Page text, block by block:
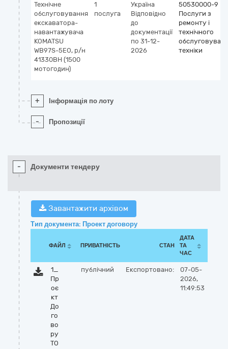
Технічне
обслуговування
екскаватора-
навантажувача
KOMATSU
WB97S-5EO, р/н
41330ВН (1500
мотогодин)
1
послуга
Україна
Відповідно
до
документації
по 31-12-
2026
50530000-9
Послуги з
ремонту і
технічного
техніки
+ Інформація по лоту
- Пропозиції
- Документи тендеру
Завантажити архівом
Тип документа: Проект договору
ФАЙЛ ПРИВАТНІСТЬ СТАН
ДАТА
ТА
ЧАС
1_
Пр
оє
кт
До
го
во
ру
ТО
публічний Експортовано:
07-05-
2026,
11:49:53